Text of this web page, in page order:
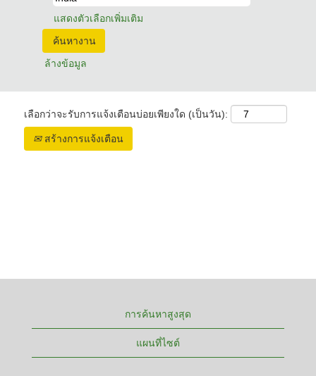
แสดงตัวเลือกเพิ่มเติม
ล้างข้อมูล
เลือกว่าจะรับการแจ้งเตือนบ่อยเพียงใด (เป็นวัน):
สร้างการแจ้งเตือน
การค้นหาสูงสุด
แผนที่ไซต์